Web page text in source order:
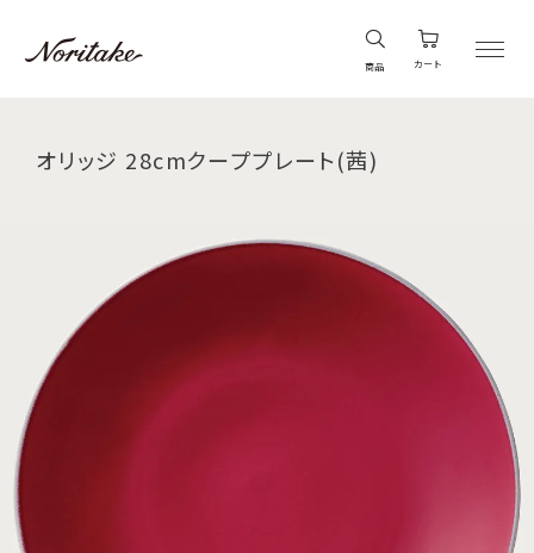
商品 カート
オリッジ 28cmクーププレート(茜)